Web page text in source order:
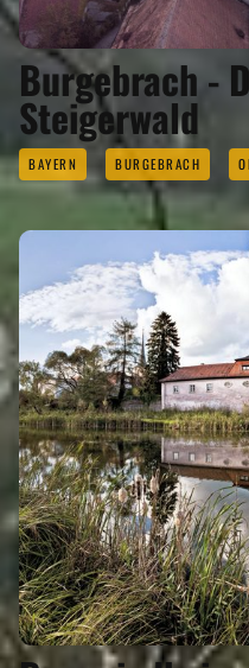
Burgebrach -
Steigerwald
BAYERN BURGEBRACH